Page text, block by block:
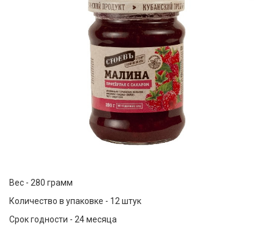
Вес - 280 грамм
Количество в упаковке - 12 штук
Срок годности - 24 месяца